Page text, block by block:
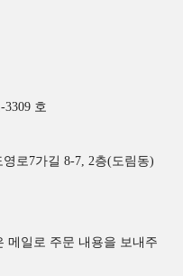
호
로7가길 8-7, 2층(도림동)
메일로 주문 내용을 보내주